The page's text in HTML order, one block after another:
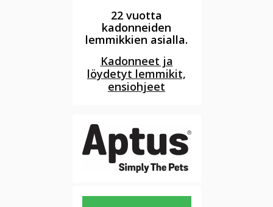
22 vuotta
kadonneiden
lemmikkien asialla.
Kadonneet ja
löydetyt lemmikit,
ensiohjeet